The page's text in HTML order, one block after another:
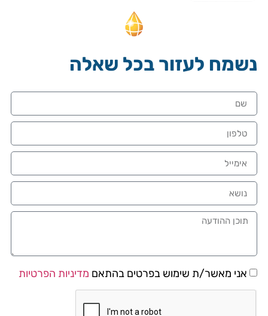
נשמח לעזור בכל שאלה
אני מאשר/ת שימוש בפרטים בהתאם מדיניות הפרטיות